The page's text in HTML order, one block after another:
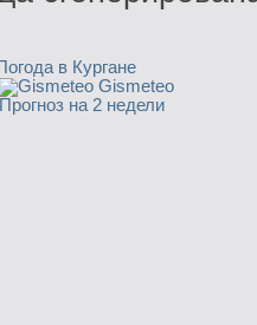
в Кургане
Gismeteo
Прогноз на 2 недели